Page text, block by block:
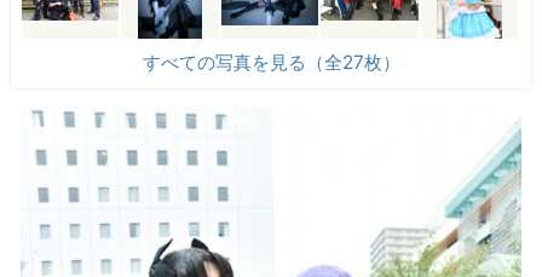
すべての写真を見る（全27枚）